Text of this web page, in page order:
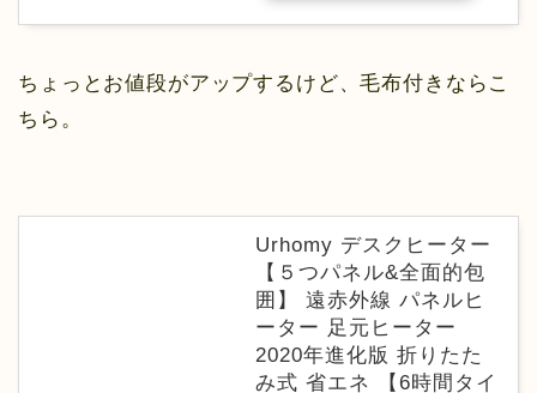
ちょっとお値段がアップするけど、毛布付きならこ
ちら。
Urhomy デスクヒーター
【５つパネル&全面的包
囲】 遠赤外線 パネルヒ
ーター 足元ヒーター
2020年進化版 折りたた
み式 省エネ 【6時間タイ